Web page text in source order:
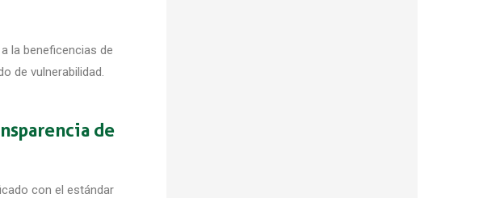
la beneficencias de
de vulnerabilidad.
de
con el estándar